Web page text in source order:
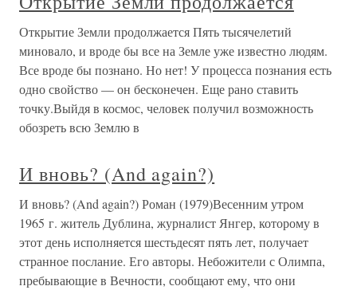
Открытие Земли продолжается Пять тысячелетий
миновало, и вроде бы все на Земле уже известно людям.
Все вроде бы познано. Но нет! У процесса познания есть
одно свойство — он бесконечен. Еще рано ставить
точку.Выйдя в космос, человек получил возможность
обозреть всю Землю в
И вновь? (And again?)
И вновь? (And again?) Роман (1979)Весенним утром
1965 г. житель Дублина, журналист Янгер, которому в
этот день исполняется шестьдесят пять лет, получает
странное послание. Его авторы. Небожители с Олимпа,
пребывающие в Вечности, сообщают ему, что они